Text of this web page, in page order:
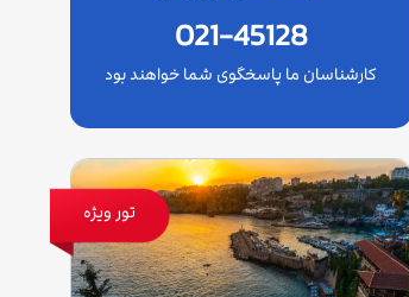
021-45128
کارشناسان ما پاسخگوی شما خواهند بود
تور ویژه